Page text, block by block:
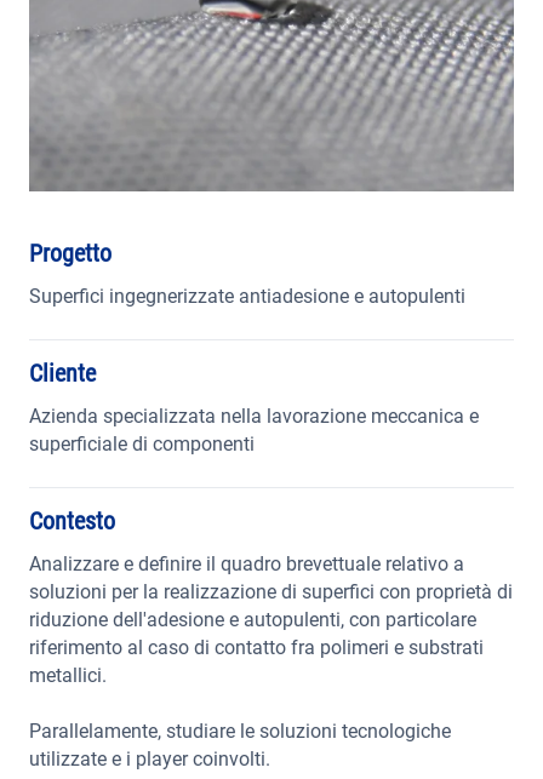
Progetto
Superfici ingegnerizzate antiadesione e autopulenti
Cliente
Azienda specializzata nella lavorazione meccanica e
superficiale di componenti
Contesto
Analizzare e definire il quadro brevettuale relativo a
soluzioni per la realizzazione di superfici con proprietà di
riduzione dell'adesione e autopulenti, con particolare
riferimento al caso di contatto fra polimeri e substrati
metallici.
Parallelamente, studiare le soluzioni tecnologiche
utilizzate e i player coinvolti.